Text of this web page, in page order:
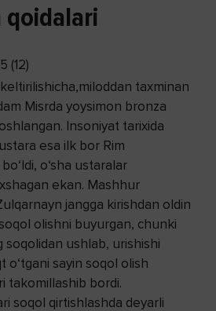
qoidalari
(12)
taxminan
Misrda yoysimon bronza
Insoniyat tarixida
esa ilk bor Rim
o‘sha ustaralar
ekan. Mash­hur
jangga kirishdan oldin
olishni buyurgan, chunki
soqolidan ushlab, urishishi
o‘tgani sayin soqol olish
takomillashib bordi.
soqol qirtishlashda deyarli